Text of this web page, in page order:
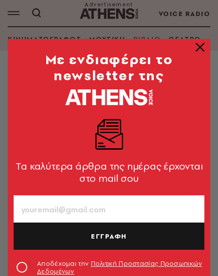
VOICE RADIO
ΚΙΝΗΜΑΤΟΓΡΑΦΟΣ ΜΟΥΣΙΚΗ ΒΙΒΛΙΟ ΘΕΑΤΡΟ -
Τι διαβάσαμε φέτος: Tα 3
αγαπημένα βιβλία των συντακτών
Βιβλία που τους συντρόφευσαν, τους προβλημάτισαν
ΤΕΥΧΟΣ 982
18.12.2025, 16:29 5’ ΔΙΑΒΑΣΜΑ
Mε ενδιαφέρει το
newsletter της
Tα καλύτερα άρθρα της ημέρας έρχονται
στο mail σου
ΕΓΓΡΑΦΗ
Αποδέχομαι την Πολιτική Προστασίας Προσωπικών
Δεδομένων